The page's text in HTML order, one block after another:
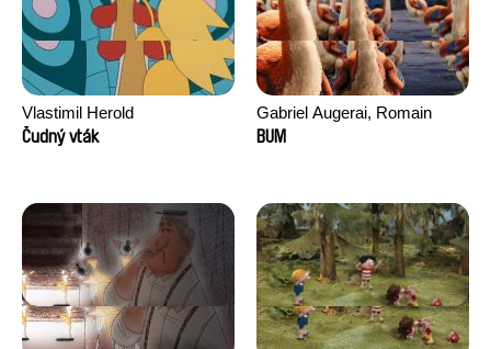
Vlastimil Herold
Čudný vták
Gabriel Augerai, Romain
Augier, Laurie Pereira De
BUM